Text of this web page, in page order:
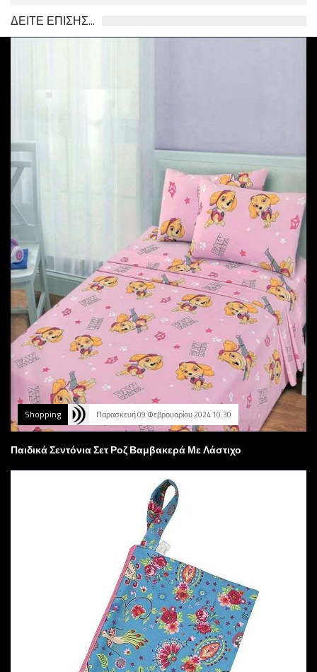
ΔΕΙΤΕ ΕΠΙΣΗΣ...
Shopping Παρασκευή 09 Φεβρουαρίου 2024 10:30
Παιδικά Σεντόνια Σετ Ροζ Βαμβακερά Με Λάστιχο